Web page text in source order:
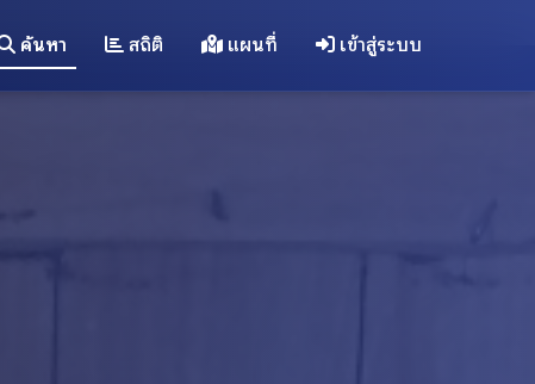
ค้นหา สถิติ แผนที่ เข้าสู่ระบบ